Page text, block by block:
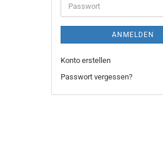
Passwort
ANMELDEN
Konto erstellen
Passwort vergessen?